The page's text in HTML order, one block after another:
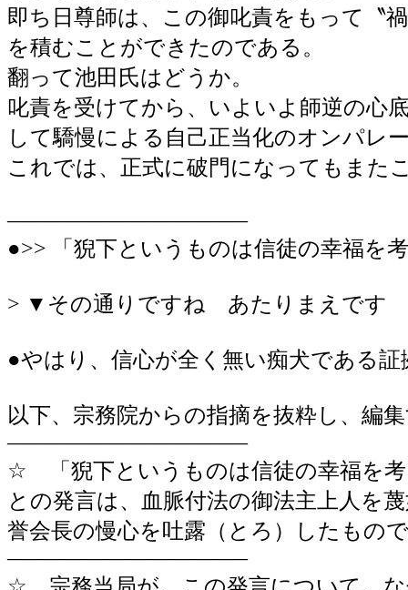
即ち日尊師は、この御叱責をもって〝
を積むことができたのである。
翻って池田氏はどうか。
叱責を受けてから、いよいよ師逆の心
して驕慢による自己正当化のオンパレ
これでは、正式に破門になってもまた
―――――――――――
●>> 「猊下というものは信徒の幸福を
> ▼その通りですね あたりまえです
●やはり、信心が全く無い痴犬である証
以下、宗務院からの指摘を抜粋し、編
―――――――――――
☆ 「猊下というものは信徒の幸福を
との発言は、血脈付法の御法主上人を
誉会長の慢心を吐露（とろ）したもの
―――――――――――